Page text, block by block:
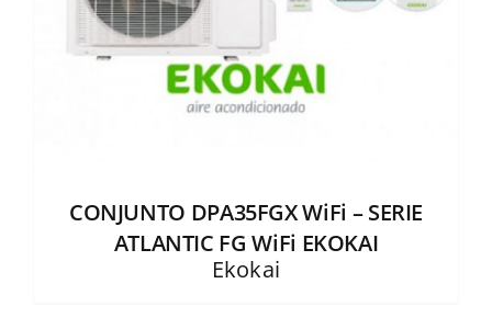
CONJUNTO DPA35FGX WiFi – SERIE
ATLANTIC FG WiFi EKOKAI
Ekokai